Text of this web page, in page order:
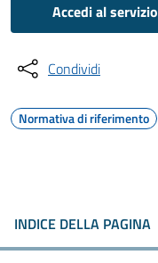
Accedi al servizio
Condividi
Normativa di riferimento
INDICE DELLA PAGINA